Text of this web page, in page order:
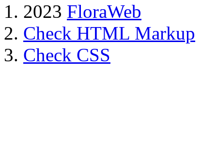
2023 FloraWeb
Check HTML Markup
Check CSS